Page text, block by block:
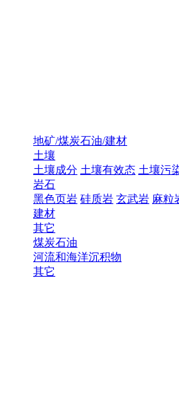
地矿/煤炭石油/建材
土壤
土壤成分 土壤有效态 土壤污
岩石
黑色页岩 硅质岩 玄武岩 麻粒
建材
其它
煤炭石油
河流和海洋沉积物
其它